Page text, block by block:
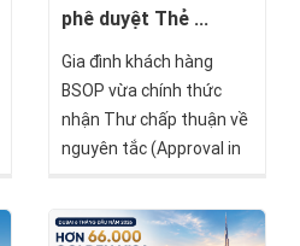
phê duyệt Thẻ ...
Gia đình khách hàng
BSOP vừa chính thức
nhận Thư chấp thuận về
nguyên tắc (Approval in
Malta theo chương trình
Malta Permanent